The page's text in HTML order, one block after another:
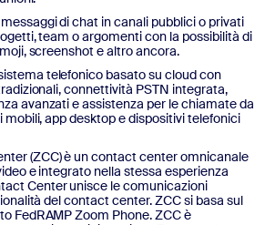
di chat in canali pubblici o privati
team o argomenti con la possibilità di
screenshot e altro ancora.
telefonico basato su cloud con
connettività PSTN integrata,
avanzati e assistenza per le chiamate da
mobili, app desktop e dispositivi telefonici
(ZCC) è un contact center omnicanale
e integrato nella stessa esperienza
Center unisce le comunicazioni
del contact center. ZCC si basa sul
FedRAMP Zoom Phone. ZCC è